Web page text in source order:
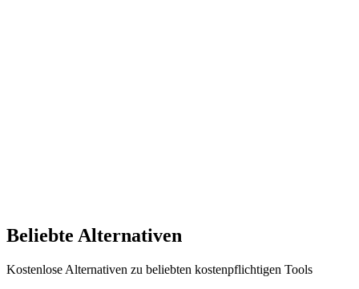
Beliebte Alternativen
Kostenlose Alternativen zu beliebten kostenpflichtigen Tools